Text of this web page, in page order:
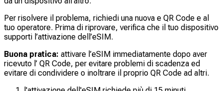
Per risolvere il problema, richiedi una nuova e QR Code e al
tuo operatore. Prima di riprovare, verifica che il tuo dispositivo
supporti l’attivazione dell’eSIM.
Buona pratica: attivare l’eSIM immediatamente dopo aver
ricevuto l’ QR Code, per evitare problemi di scadenza ed
evitare di condividere o inoltrare il proprio QR Code ad altri.